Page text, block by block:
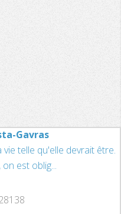
Gavras
vie telle qu'elle devrait être.
est oblig...